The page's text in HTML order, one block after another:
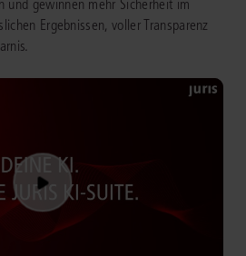
und gewinnen mehr Sicherheit im
Ergebnissen, voller Transparenz